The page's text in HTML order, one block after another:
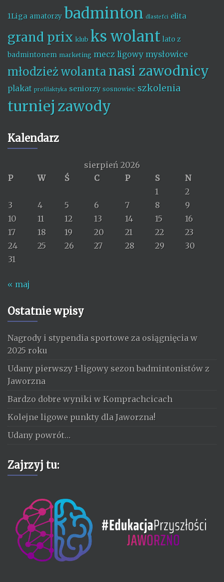
1Liga amatorzy badminton dlastefci elita
grand prix klub ks wolant lato z
badmintonem marketing mecz ligowy mysłowice
młodzież wolanta nasi zawodnicy
plakat profilaktyka seniorzy sosnowiec szkolenia
turniej zawody
Kalendarz
sierpień 2026
P
W Ś C P S
N
1
2
3
4 5 6 7 8
9
10
11 12 13 14 15
16
17
18 19 20 21 22
23
24
25 26 27 28 29
30
31
« maj
Ostatnie wpisy
Nagrody i stypendia sportowe za osiągnięcia w
2025 roku
Udany pierwszy 1-ligowy sezon badmintonistów z
Jaworzna
Bardzo dobre wyniki w Komprachcicach
Kolejne ligowe punkty dla Jaworzna!
Udany powrót…
Zajrzyj tu: